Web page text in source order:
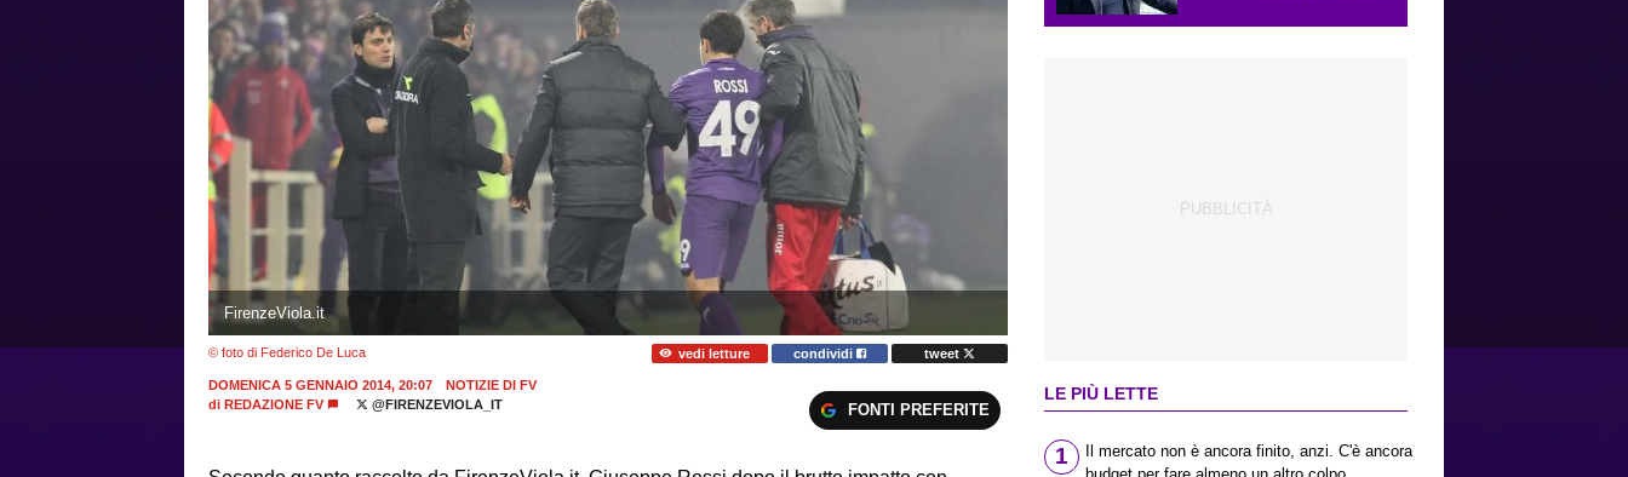
FirenzeViola.it
© foto di Federico De Luca vedi letture condividi tweet
DOMENICA 5 GENNAIO 2014, 20:07
NOTIZIE DI FV
di REDAZIONE FV @FIRENZEVIOLA_IT FONTI PREFERITE
LE PIÙ LETTE
1
Il mercato non è ancora finito, anzi. C'è ancora